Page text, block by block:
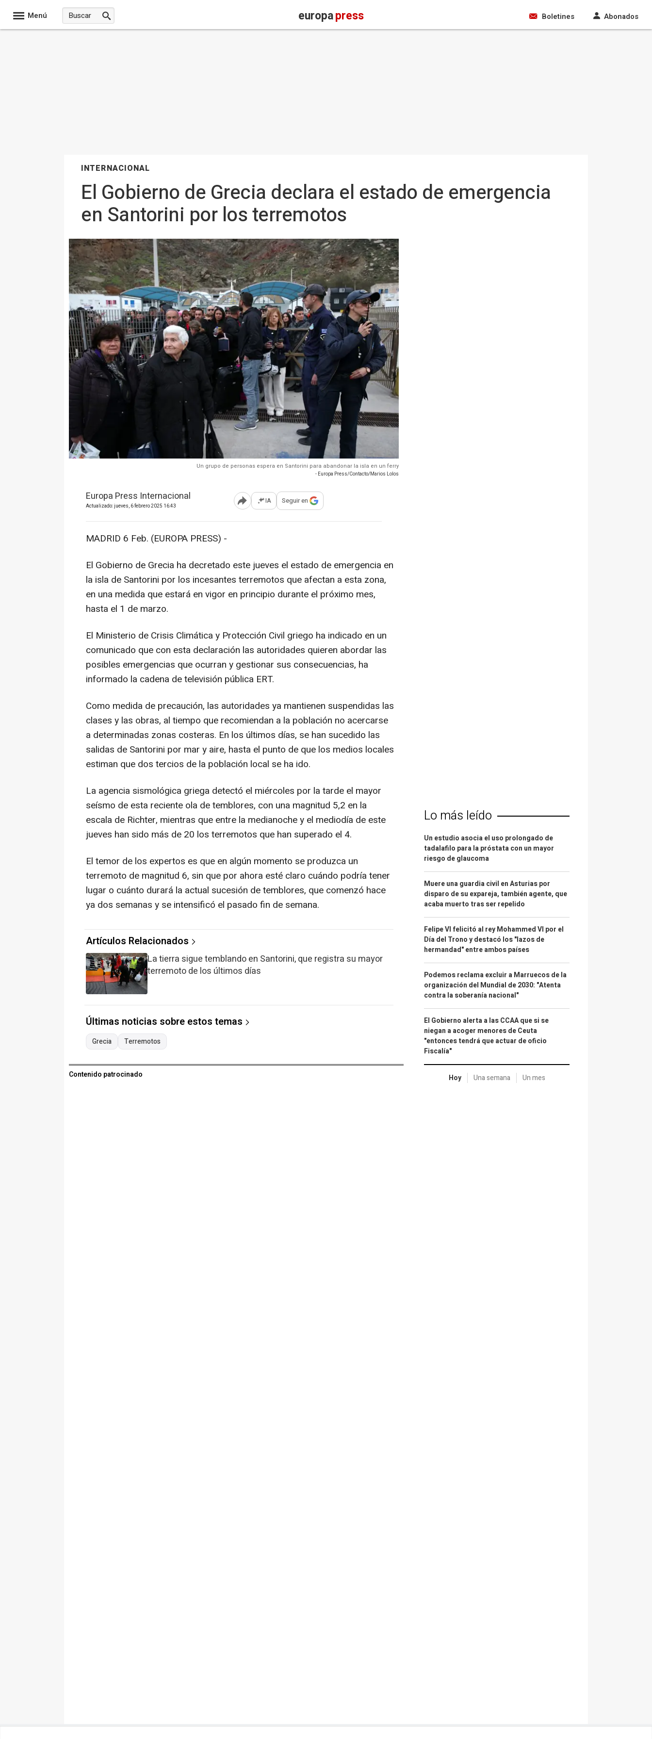
Menú europapress Boletines Abonados
INTERNACIONAL
El Gobierno de Grecia declara el estado de emergencia
en Santorini por los terremotos
Un grupo de personas espera en Santorini para abandonar la isla en un ferry
- Europa Press/Contacto/Marios Lolos
Europa Press Internacional
Actualizado: jueves, 6 febrero 2025 16:43 Abrir opciones para compartir
IA Seguir en
MADRID 6 Feb. (EUROPA PRESS) -
El Gobierno de Grecia ha decretado este jueves el estado de emergencia en
la isla de Santorini por los incesantes terremotos que afectan a esta zona,
en una medida que estará en vigor en principio durante el próximo mes,
hasta el 1 de marzo.
El Ministerio de Crisis Climática y Protección Civil griego ha indicado en un
comunicado que con esta declaración las autoridades quieren abordar las
posibles emergencias que ocurran y gestionar sus consecuencias, ha
informado la cadena de televisión pública ERT.
Como medida de precaución, las autoridades ya mantienen suspendidas las
clases y las obras, al tiempo que recomiendan a la población no acercarse
a determinadas zonas costeras. En los últimos días, se han sucedido las
salidas de Santorini por mar y aire, hasta el punto de que los medios locales
estiman que dos tercios de la población local se ha ido.
La agencia sismológica griega detectó el miércoles por la tarde el mayor
seísmo de esta reciente ola de temblores, con una magnitud 5,2 en la
escala de Richter, mientras que entre la medianoche y el mediodía de este
jueves han sido más de 20 los terremotos que han superado el 4.
El temor de los expertos es que en algún momento se produzca un
terremoto de magnitud 6, sin que por ahora esté claro cuándo podría tener
lugar o cuánto durará la actual sucesión de temblores, que comenzó hace
ya dos semanas y se intensificó el pasado fin de semana.
Artículos Relacionados
La tierra sigue temblando en Santorini, que registra su mayor
terremoto de los últimos días
Últimas noticias sobre estos temas
Grecia Terremotos
Contenido patrocinado
Lo más leído
Un estudio asocia el uso prolongado de
tadalafilo para la próstata con un mayor
riesgo de glaucoma
Muere una guardia civil en Asturias por
disparo de su expareja, también agente, que
acaba muerto tras ser repelido
Felipe VI felicitó al rey Mohammed VI por el
Día del Trono y destacó los "lazos de
hermandad" entre ambos países
Podemos reclama excluir a Marruecos de la
organización del Mundial de 2030: "Atenta
contra la soberanía nacional"
El Gobierno alerta a las CCAA que si se
niegan a acoger menores de Ceuta
"entonces tendrá que actuar de oficio
Fiscalía"
Hoy Una semana Un mes